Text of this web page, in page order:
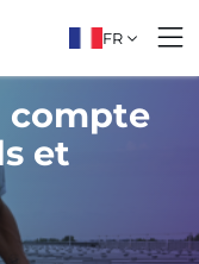
FR
compte
et